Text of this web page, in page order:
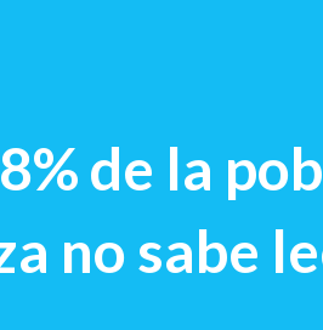
de la
no sabe